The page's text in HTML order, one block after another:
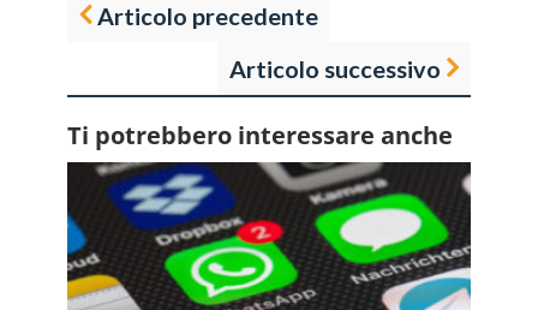
Articolo precedente
Articolo successivo
Ti potrebbero interessare anche